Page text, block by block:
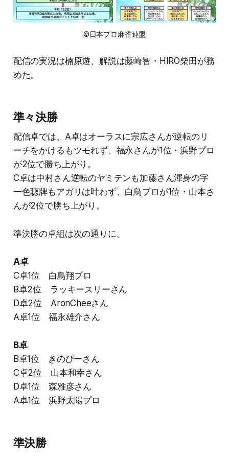
©日本プロ麻雀連盟
配信の実況は楠原遊、解説は藤崎智・HIRO柴田が務
めた。
準々決勝
配信卓では、A卓はオーラスに宗広さんが逆転のリ
ーチをかけるもツモれず、福永さんが1位・浜野プロ
が2位で勝ち上がり。
C卓は中村さん逆転のヤミテンも加藤さん渾身の字
一色聴牌もアガリは叶わず、白鳥プロが1位・山本さ
んが2位で勝ち上がり。
準決勝の卓組は次の通りに。
A卓
C卓1位 白鳥翔プロ
B卓2位 ラッキースリーさん
D卓2位 AronCheeさん
A卓1位 福永雄介さん
B卓
B卓1位 きのぴーさん
C卓2位 山本和幸さん
D卓1位 森雅彦さん
A卓1位 浜野太陽プロ
準決勝